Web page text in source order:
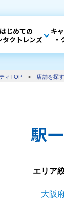
はじめての
タクトレンズ
キ
・
ィTOP > 店舗を探す
駅
エリア
大阪